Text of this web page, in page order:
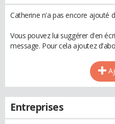
Catherine n'a pas encore ajouté
Vous pouvez lui suggérer d'en
message. Pour cela ajoutez
Entreprises